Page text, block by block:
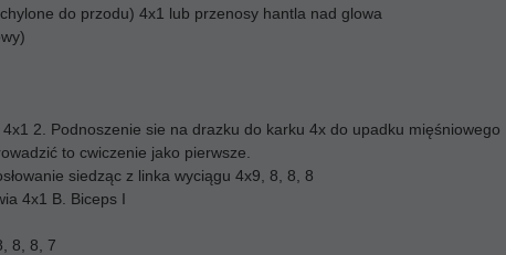
do przodu) 4x1 lub przenosy hantla nad glowa
4x1 2. Podnoszenie sie na drazku do karku 4x do upadku mięśniowego
to cwiczenie jako pierwsze.
siedząc z linka wyciągu 4x9, 8, 8, 8
4x1 B. Biceps I
8, 8, 7